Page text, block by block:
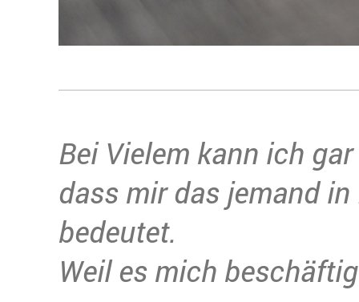
Bei Vielem kann ich
dass mir das jemand
bedeutet.
Weil es mich